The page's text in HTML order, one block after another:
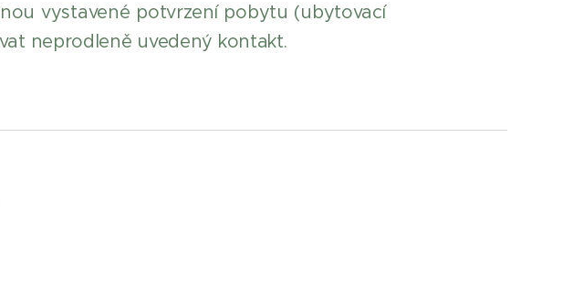
vystavené potvrzení pobytu (ubytovací
neprodleně uvedený kontakt.